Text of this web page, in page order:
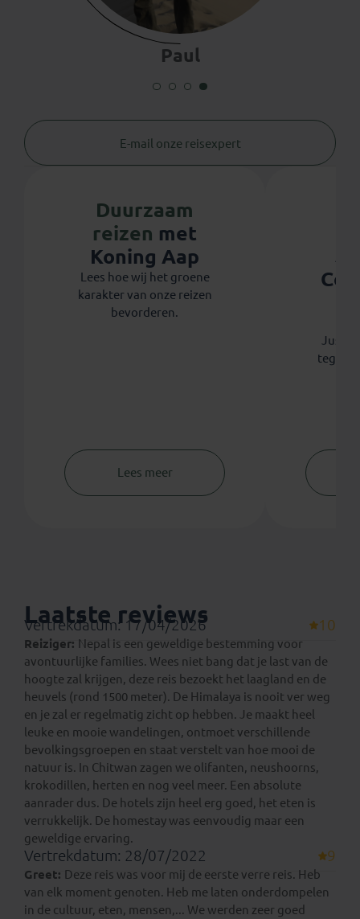
Paul
E-mail onze reisexpert
Duurzaam
reizen met
Koning Aap
Lees hoe wij het groene
karakter van onze reizen
bevorderen.
Lees meer
tegen
Laatste reviews
Vertrekdatum: 17/04/2026 10
Reiziger: Nepal is een geweldige bestemming voor
avontuurlijke families. Wees niet bang dat je last van de
hoogte zal krijgen, deze reis bezoekt het laagland en de
heuvels (rond 1500 meter). De Himalaya is nooit ver weg
en je zal er regelmatig zicht op hebben. Je maakt heel
leuke en mooie wandelingen, ontmoet verschillende
bevolkingsgroepen en staat verstelt van hoe mooi de
natuur is. In Chitwan zagen we olifanten, neushoorns,
krokodillen, herten en nog veel meer. Een absolute
aanrader dus. De hotels zijn heel erg goed, het eten is
verrukkelijk. De homestay was eenvoudig maar een
geweldige ervaring.
Vertrekdatum: 28/07/2022 9
Greet: Deze reis was voor mij de eerste verre reis. Heb
van elk moment genoten. Heb me laten onderdompelen
in de cultuur, eten, mensen,... We werden zeer goed